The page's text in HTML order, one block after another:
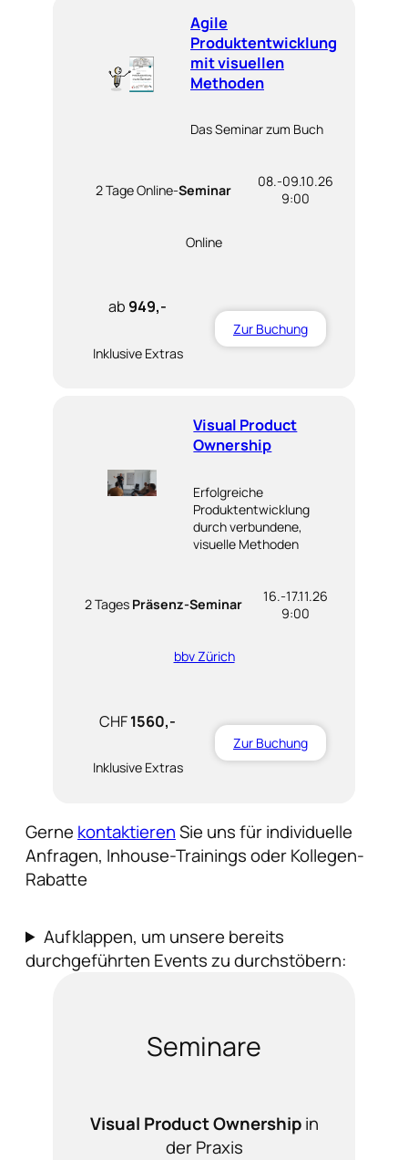
Agile
Produktentwicklung
mit visuellen
Methoden
Das Seminar zum Buch
2 Tage Online-Seminar
08.-09.10.26
9:00
Online
ab 949,-
Inklusive Extras
Zur Buchung
Visual Product
Ownership
Erfolgreiche
Produktentwicklung
durch verbundene,
visuelle Methoden
2 Tages Präsenz-Seminar
16.-17.11.26
9:00
bbv Zürich
CHF1560,-
Inklusive Extras
Zur Buchung
Gerne kontaktierenSie uns für individuelle
Anfragen, Inhouse-Trainings oder Kollegen-
Rabatte
Aufklappen, um unsere bereits
durchgeführten Events zu durchstöbern:
Seminare
Visual Product Ownershipin
der Praxis